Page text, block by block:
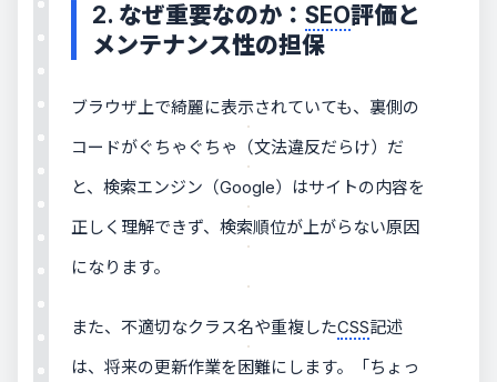
2. なぜ重要なのか： SEO評価と
メンテナンス性の担保
ブラウザ上で綺麗に表示されていても、裏側の
コードがぐちゃぐちゃ（文法違反だらけ）だ
と、検索エンジン（Google）はサイトの内容を
正しく理解できず、検索順位が上がらない原因
になります。
また、不適切なクラス名や重複したCSS記述
は、将来の更新作業を困難にします。「ちょっ